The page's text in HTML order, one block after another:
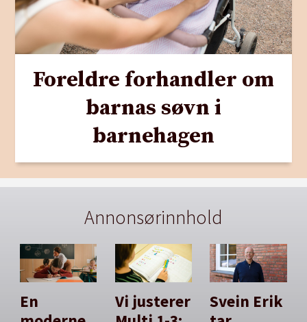
Foreldre forhandler om
barnas søvn i
barnehagen
Annonsørinnhold
En
Vi justerer
Svein Erik